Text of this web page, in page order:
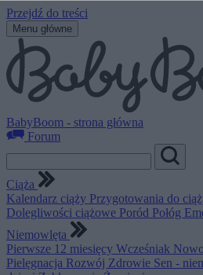
Przejdź do treści
Menu główne
BabyBoom - strona główna
Forum
Ciąża
Kalendarz ciąży Przygotowania do
Dolegliwości ciążowe Poród Połóg
Niemowlęta
Pierwsze 12 miesięcy Wcześniak
Pielęgnacja Rozwój Zdrowie Sen -